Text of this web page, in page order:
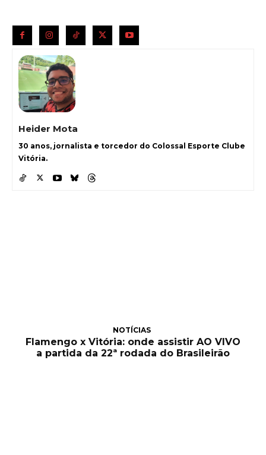
Heider Mota
30 anos, jornalista e torcedor do Colossal Esporte Clube
Vitória.
NOTÍCIAS
Flamengo x Vitória: onde assistir AO VIVO
a partida da 22ª rodada do Brasileirão